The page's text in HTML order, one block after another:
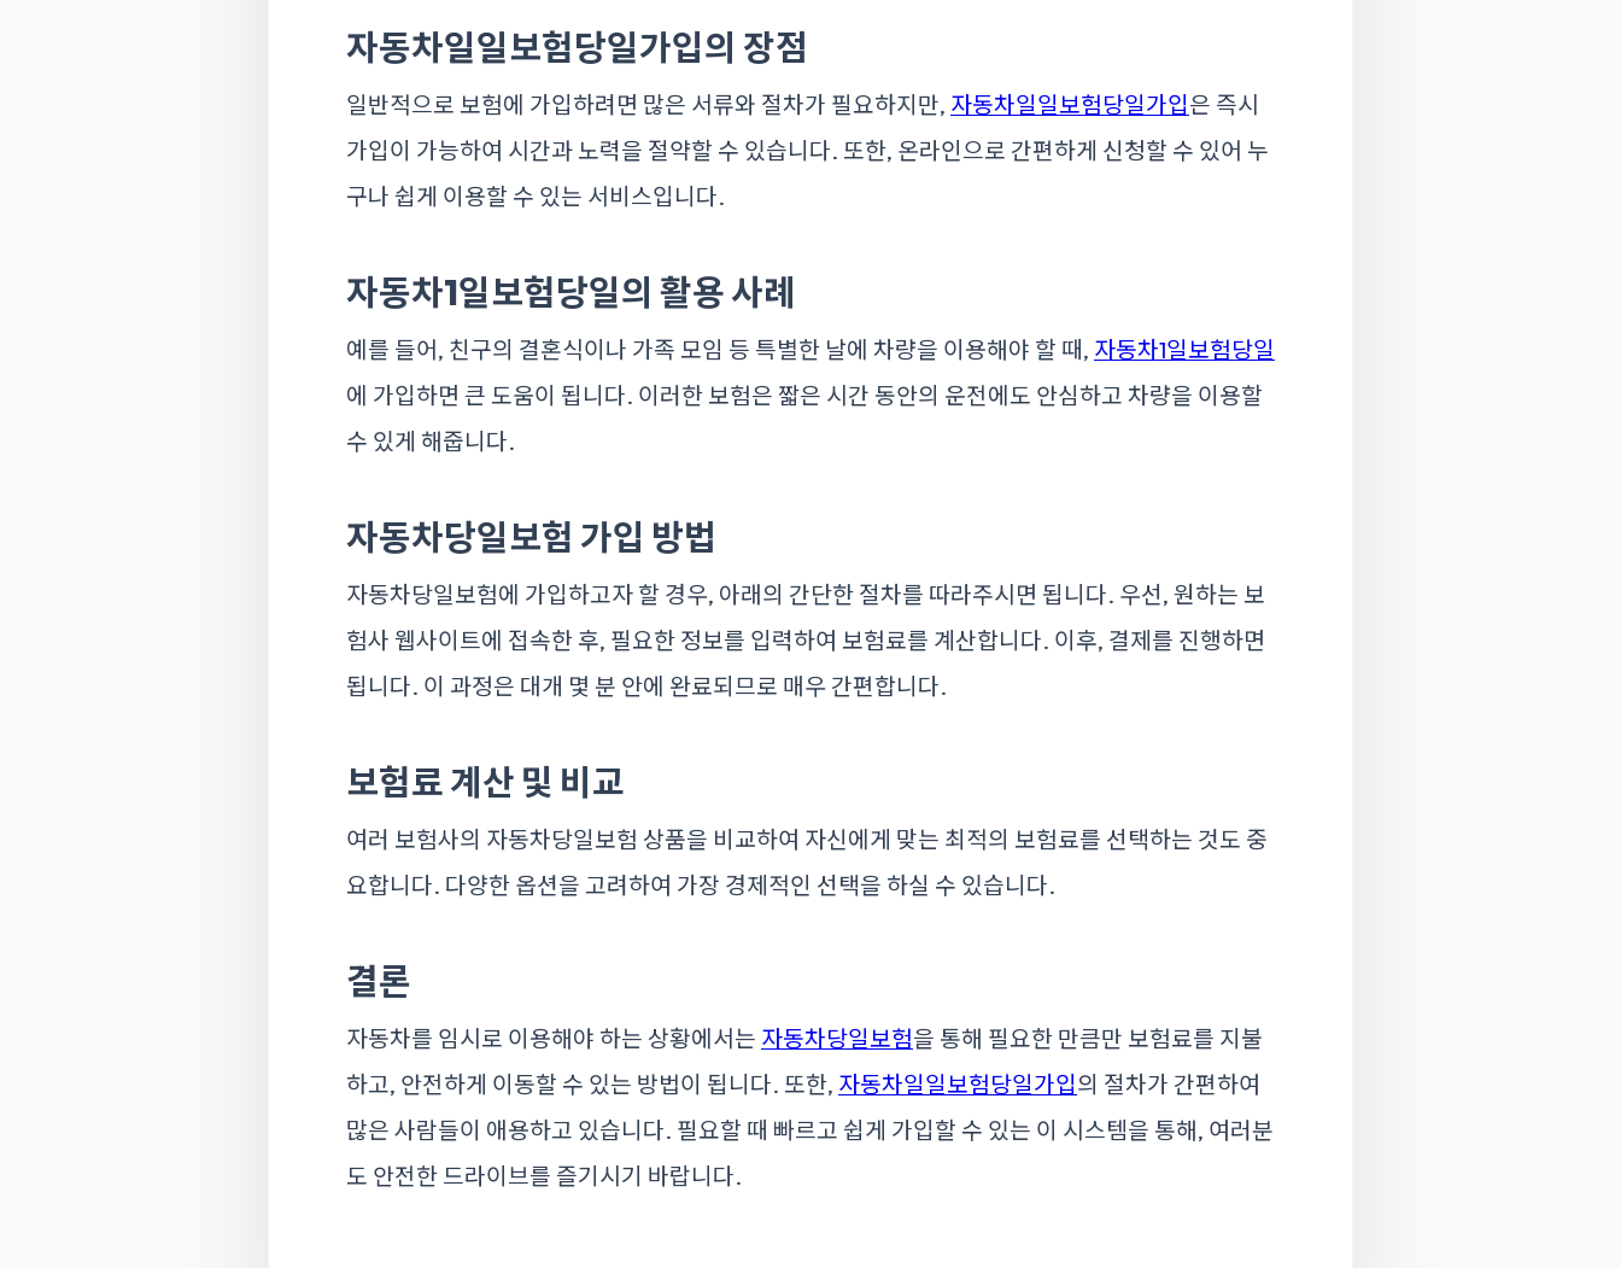
자동차일일보험당일가입의 장점
일반적으로 보험에 가입하려면 많은 서류와 절차가 필요하지만, 자동차일일보험당일가입은 즉시
가입이 가능하여 시간과 노력을 절약할 수 있습니다. 또한, 온라인으로 간편하게 신청할 수 있어 누
구나 쉽게 이용할 수 있는 서비스입니다.
자동차1일보험당일의 활용 사례
예를 들어, 친구의 결혼식이나 가족 모임 등 특별한 날에 차량을 이용해야 할 때, 자동차1일보험당일
에 가입하면 큰 도움이 됩니다. 이러한 보험은 짧은 시간 동안의 운전에도 안심하고 차량을 이용할
수 있게 해줍니다.
자동차당일보험 가입 방법
자동차당일보험에 가입하고자 할 경우, 아래의 간단한 절차를 따라주시면 됩니다. 우선, 원하는 보
험사 웹사이트에 접속한 후, 필요한 정보를 입력하여 보험료를 계산합니다. 이후, 결제를 진행하면
됩니다. 이 과정은 대개 몇 분 안에 완료되므로 매우 간편합니다.
보험료 계산 및 비교
여러 보험사의 자동차당일보험 상품을 비교하여 자신에게 맞는 최적의 보험료를 선택하는 것도 중
요합니다. 다양한 옵션을 고려하여 가장 경제적인 선택을 하실 수 있습니다.
결론
자동차를 임시로 이용해야 하는 상황에서는 자동차당일보험을 통해 필요한 만큼만 보험료를 지불
하고, 안전하게 이동할 수 있는 방법이 됩니다. 또한, 자동차일일보험당일가입의 절차가 간편하여
많은 사람들이 애용하고 있습니다. 필요할 때 빠르고 쉽게 가입할 수 있는 이 시스템을 통해, 여러분
도 안전한 드라이브를 즐기시기 바랍니다.